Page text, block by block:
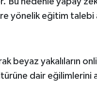
yönelik eğitim talebi
beyaz yakalıların
dair eğilimlerini